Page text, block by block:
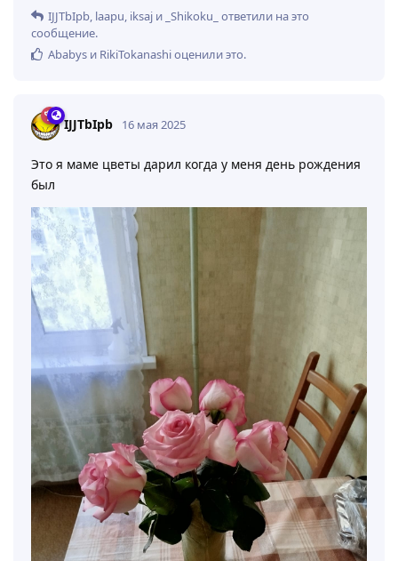
IJJTbIpb laapu iksaj и _Shikoku_ ответили на это
сообщение.
Ababys и RikiTokanashiоценили это.
IJJTbIpb 16 мая 2025
Это я маме цветы дарил когда у меня день рождения
был